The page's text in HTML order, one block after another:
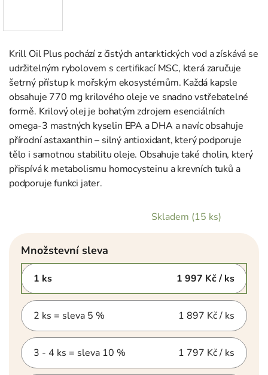
Krill Oil Plus pochází z čistých antarktických vod a získává se
udržitelným rybolovem s certifikací MSC, která zaručuje
šetrný přístup k mořským ekosystémům. Každá kapsle
obsahuje 770 mg krilového oleje ve snadno vstřebatelné
formě. Krilový olej je bohatým zdrojem esenciálních
omega-3 mastných kyselin EPA a DHA a navíc obsahuje
přírodní astaxanthin – silný antioxidant, který podporuje
tělo i samotnou stabilitu oleje. Obsahuje také cholin, který
přispívá k metabolismu homocysteinu a krevních tuků a
podporuje funkci jater.
Skladem (15 ks)
Množstevní sleva
1 ks 1 997 Kč/ ks
2 ks = sleva 5 % 1 897 Kč/ ks
3 - 4 ks = sleva 10 % 1 797 Kč/ ks